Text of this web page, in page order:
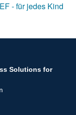
- für jedes Kind
Solutions for